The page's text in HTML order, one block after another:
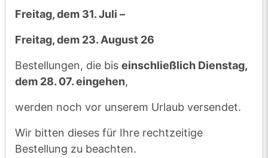
Wir bitten um Ihr Verständnis zum Wohle
Ihres Hundes
Sommerferien !
Wir machen Urlaub vom:
Freitag, dem 31. Juli –
Freitag, dem 31. Juli –
Freitag, dem 23. August 26
Bestellungen, die bis einschließlich Dienstag,
dem 28. 07. eingehen,
werden noch vor unserem Urlaub versendet.
Wir bitten dieses für Ihre rechtzeitige
Bestellung zu beachten.